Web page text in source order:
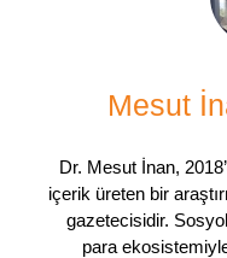
Mesut
Dr. Mesut İnan,
içerik üreten bir
gazetecisidir.
para